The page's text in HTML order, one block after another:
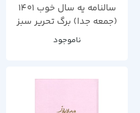
سالنامه یه سال خوب 1401
(جمعه جدا) برگ تحریر سبز
ناموجود